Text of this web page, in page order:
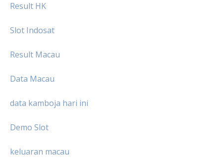
Result HK
Slot Indosat
Result Macau
Data Macau
data kamboja hari ini
Demo Slot
keluaran macau